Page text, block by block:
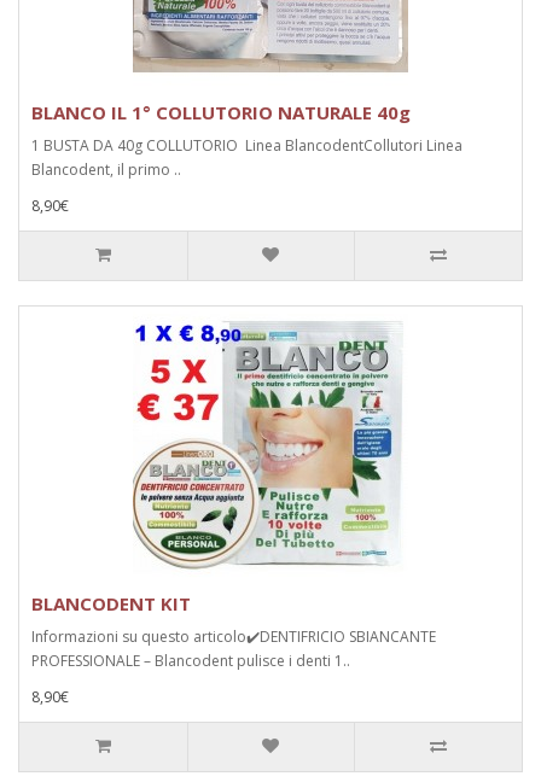
BLANCO IL 1° COLLUTORIO NATURALE 40g
1 BUSTA DA 40g COLLUTORIO Linea BlancodentCollutori Linea
Blancodent, il primo ..
8,90€
BLANCODENT KIT
Informazioni su questo articolo✔️DENTIFRICIO SBIANCANTE
PROFESSIONALE – Blancodent pulisce i denti 1..
8,90€